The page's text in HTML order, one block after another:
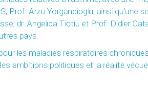
Prof. Arzu Yorgancioglu, ainsi qu’une
dr. Angelica Tiotiu et Prof. Didier
pays.
les maladies respiratoires
ambitions politiques et la réalité